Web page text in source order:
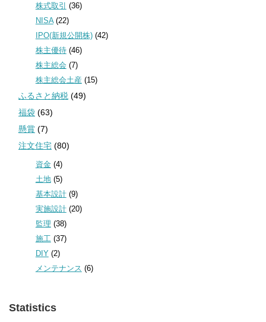
株式取引 (36)
NISA(22)
IPO(新規公開株)(42)
株主優待(46)
株主総会 (7)
株主総会土産 (15)
ふるさと納税 (49)
福袋 (63)
懸賞 (7)
注文住宅 (80)
資金(4)
土地(5)
基本設計(9)
実施設計(20)
監理 (38)
施工 (37)
DIY(2)
メンテナンス (6)
Statistics